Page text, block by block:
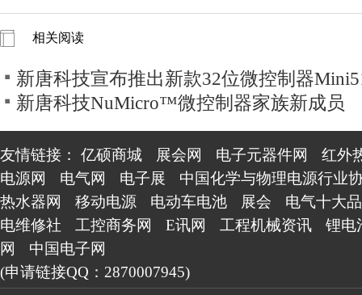
相关阅读
新唐科技宣布推出新款32位微控制器
新唐科技NuMicro™微控制器家族新成员
友情链接： 亿硕商城 展会网 电子元器件网
红外
电源网
电气网 电子展
中国化学与物理电源行业
热水器网
移动电源 电动车电池 展会
电气十大
电维修社
工控商务网 E讯网 工程机械资讯
锂电
网
中国电子网
(申请链接QQ：2870007945)